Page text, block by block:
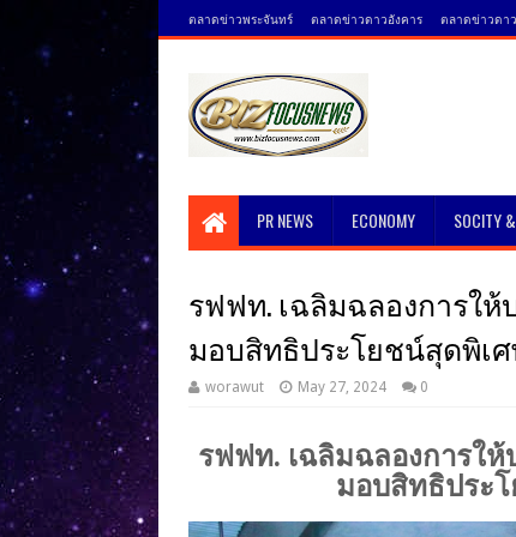
ตลาดข่าวพระจันทร์ ตลาดข่าวดาวอังคาร ตลาดข่าวดา
PR NEWS ECONOMY SOCITY
รฟฟท. เฉลิมฉลองการใ
มอบสิทธิประโยชน์สุดพิเ
worawut May 27, 2024 0
รฟฟท. เฉลิมฉลองการใ
มอบสิทธิประ